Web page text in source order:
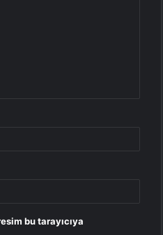
bu tarayıcıya